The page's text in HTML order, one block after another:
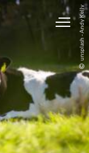
unsplash - Andy Kelly